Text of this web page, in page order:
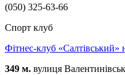
(050) 325-63-66
Спорт клуб
Фітнес-клуб «Салтівський»
349 м. вулиця